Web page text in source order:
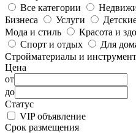
Все категории
Бизнеса
Услуги
Мода и стиль
Красота и
Спорт и отдых
Для
Стройматериалы и
Цена
от
до
Статус
VIP объявление
Срок размещения